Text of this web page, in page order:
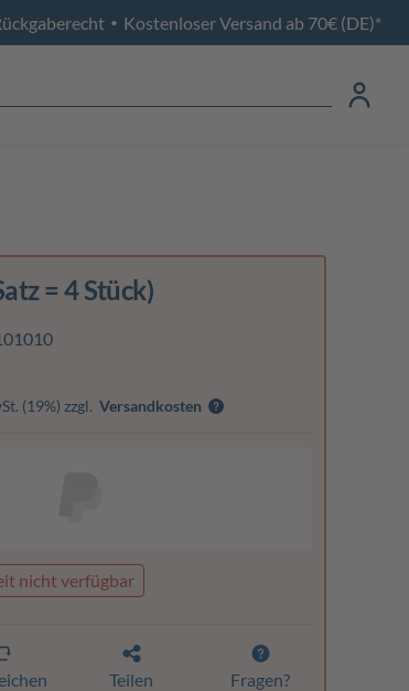
• Kostenloser Versand ab 70€ (DE)*
= 4 Stück)
(19%) zzgl. Versandkosten
nicht verfügbar
Teilen Fragen?